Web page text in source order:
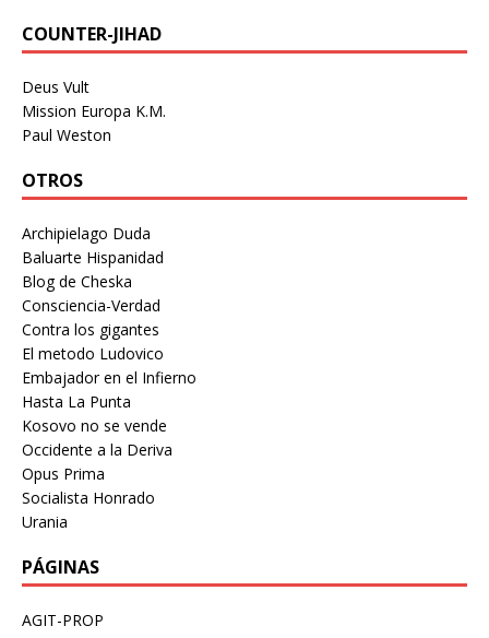
COUNTER-JIHAD
Deus Vult
Mission Europa K.M.
Paul Weston
OTROS
Archipielago Duda
Baluarte Hispanidad
Blog de Cheska
Consciencia-Verdad
Contra los gigantes
El metodo Ludovico
Embajador en el Infierno
Hasta La Punta
Kosovo no se vende
Occidente a la Deriva
Opus Prima
Socialista Honrado
Urania
PÁGINAS
AGIT-PROP